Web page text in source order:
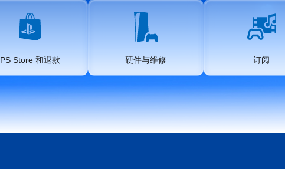
PS Store 和退款 硬件与维修 订阅